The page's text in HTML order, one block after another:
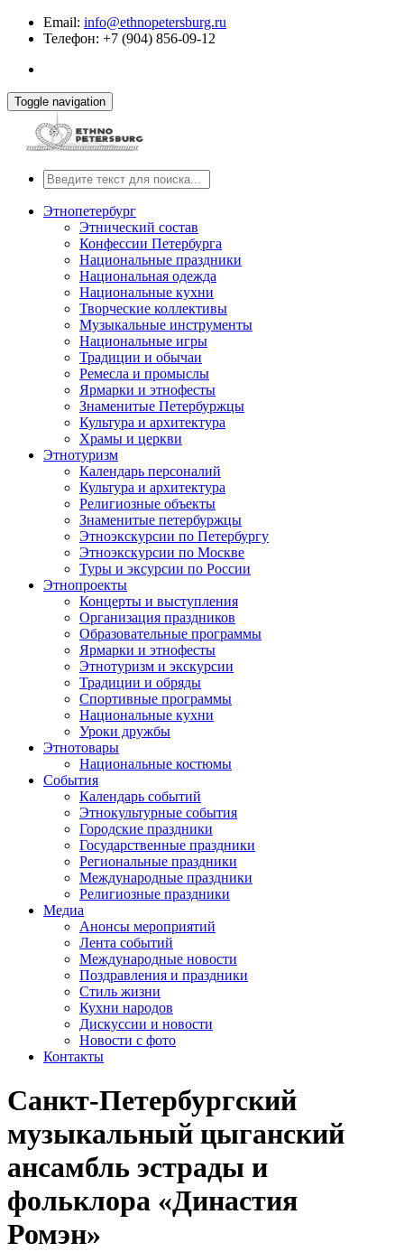
Email: info@ethnopetersburg.ru
Телефон: +7 (904) 856-09-12
Toggle navigation
Этнопетербург
Этнический состав
Конфессии Петербурга
Национальные праздники
Национальная одежда
Национальные кухни
Творческие коллективы
Музыкальные инструменты
Национальные игры
Традиции и обычаи
Ремесла и промыслы
Ярмарки и этнофесты
Знаменитые Петербуржцы
Культура и архитектура
Храмы и церкви
Этнотуризм
Календарь персоналий
Культура и архитектура
Религиозные объекты
Знаменитые петербуржцы
Этноэкскурсии по Петербургу
Этноэкскурсии по Москве
Туры и эксурсии по России
Этнопроекты
Концерты и выступления
Организация праздников
Образовательные программы
Ярмарки и этнофесты
Этнотуризм и экскурсии
Традиции и обряды
Спортивные программы
Национальные кухни
Уроки дружбы
Этнотовары
Национальные костюмы
События
Календарь событий
Этнокультурные события
Городские праздники
Государственные праздники
Региональные праздники
Международные праздники
Религиозные праздники
Медиа
Анонсы мероприятий
Лента событий
Международные новости
Поздравления и праздники
Cтиль жизни
Кухни народов
Дискуссии и новости
Новости с фото
Контакты
Санкт-Петербургский
музыкальный цыганский
ансамбль эстрады и
фольклора «Династия
Ромэн»